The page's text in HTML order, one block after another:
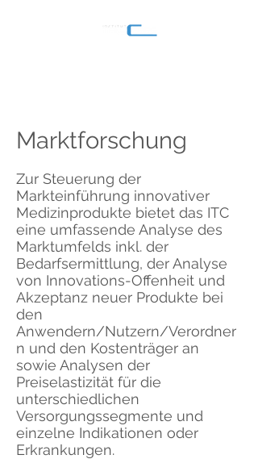
Marktforschung
Zur Steuerung der
Markteinführung innovativer
Medizinprodukte bietet das ITC
eine umfassende Analyse des
Marktumfelds inkl. der
Bedarfsermittlung, der Analyse
von Innovations-Offenheit und
Akzeptanz neuer Produkte bei
den
Anwendern/Nutzern/Verordner
n und den Kostenträger an
sowie Analysen der
Preiselastizität für die
unterschiedlichen
Versorgungssegmente und
einzelne Indikationen oder
Erkrankungen.